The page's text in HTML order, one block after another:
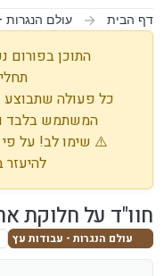
דף הבית עולם
התוכן בפורום
כל פעולה שתבוצע
המשתמש בלבד
⚠️ שימו לב! על
חוו"ד על חלוקת
עולם הנגרות - עבודות עץ